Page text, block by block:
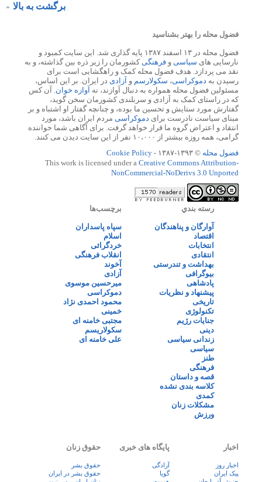
برگشت به بالا
فضول محله را بهتر بشناسید
فضول محله در ۱۳ اسفند ۱۳۸۷ پایه گذاری شد. این سایت کمبود و
نارسایی های سیاسی و فرهنگی کشورمان را زیر ذره بین گذاشته، و به
نقد می پردازد. هدف فضول محله کمک و راهگشایی است برای
رسیدن به دموکراسی، سکولارسم و آزادی در ایران. بر این اساس،
مسئولین فضول محله همواره به دنبال آوازند، نه آوازه خوان . آن کس
که در راستای کمک به آزادی و سربلندی کشورمان سخن گوید،
گفتارش مورد ستایش و تحسین ما بوده، و چنانچه گفتار او اشتباه و بر
مبنای سیاست نادرست برای دموکراسی مردم ایران باشد، مورد
انتقاد و اعتراض گروه ما قرار خواهد گرفت. برای آگاهی شما خواننده
گرامی، همه روزه بیشتر از ۱۰،۰۰۰ نفر از این سایت دیدن می کنند.
فضول محله © ۱۳۹۳-۱۳۸۷ -
Cookie Policy
This work is licensed under a Creative Commons Attribution-
NonCommercial-NoDerivs 3.0 Unported
رسته بندي
آوارگان و پناهندگان
اقتصاد
انتخابات
انتقادی
بهداشت و تندرستی
بیوگرافی
پادشاهی
پیشنهاد و نظریات
تاریخی
تکنولوژی
جنایات رژیم
دینی
زندانی سیاسی
سیاسی
طنز
فرهنگی
قصه و داستان
کلاسه بندی نشده
کمدی
مشکلات زنان
ورزش
برچسب‌ها
سپاه پاسداران
اسلام
خردگرائی
انقلاب فرهنگی
آخوند
آزادی
میرحسین موسوی
دموکراسی
محمود احمدی نژاد
خمینی
مجتبی خامنه ای
سکولاریسم
علی خامنه ای
اخبار
اخبار روز
پيک ايران
پایگاه های خبری
آزادگی
گویا
حقوق زنان
حقوق بشر
حقوق بشر در ایران